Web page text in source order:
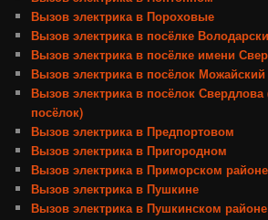
Вызов электрика в Пороховые
Вызов электрика в посёлке
Вызов электрика в посёлке имени
Вызов электрика в посёлок Можайский
Вызов электрика в посёлок
посёлок)
Вызов электрика в Предпортовом
Вызов электрика в Пригородном
Вызов электрика в Приморском районе
Вызов электрика в Пушкине
Вызов электрика в Пушкинском районе